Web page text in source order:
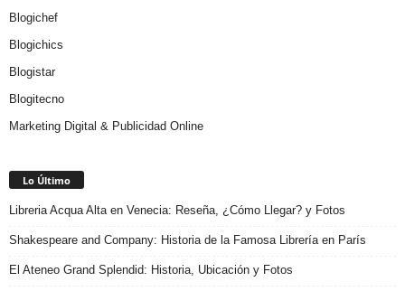
Blogichef
Blogichics
Blogistar
Blogitecno
Marketing Digital & Publicidad Online
Lo Último
Libreria Acqua Alta en Venecia: Reseña, ¿Cómo Llegar? y Fotos
Shakespeare and Company: Historia de la Famosa Librería en París
El Ateneo Grand Splendid: Historia, Ubicación y Fotos